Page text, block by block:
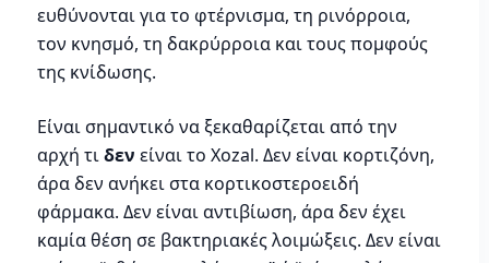
ευθύνονται για το φτέρνισμα, τη ρινόρροια,
τον κνησμό, τη δακρύρροια και τους πομφούς
της κνίδωσης.
Είναι σημαντικό να ξεκαθαρίζεται από την
αρχή τιδεν είναι το Xozal. Δεν είναι κορτιζόνη,
άρα δεν ανήκει στα κορτικοστεροειδή
φάρμακα. Δεν είναι αντιβίωση, άρα δεν έχει
καμία θέση σε βακτηριακές λοιμώξεις. Δεν είναι